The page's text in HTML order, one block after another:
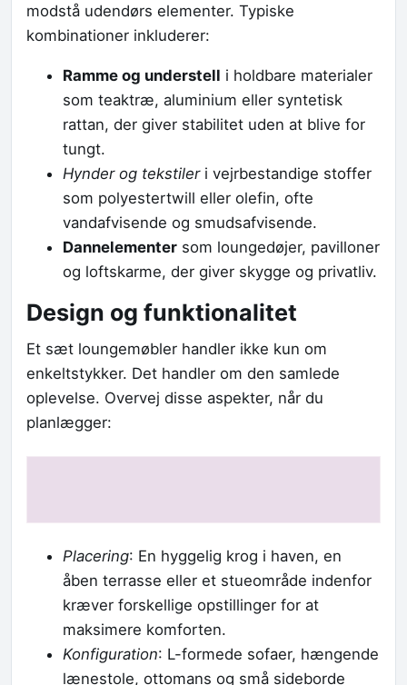
modstå udendørs elementer. Typiske
kombinationer inkluderer:
Ramme og understell i holdbare materialer
som teaktræ, aluminium eller syntetisk
rattan, der giver stabilitet uden at blive for
tungt.
Hynder og tekstileri vejrbestandige stoffer
som polyestertwill eller olefin, ofte
vandafvisende og smudsafvisende.
Dannelementer som loungedøjer, pavilloner
og loftskarme, der giver skygge og privatliv.
Design og funktionalitet
Et sæt loungemøbler handler ikke kun om
enkeltstykker. Det handler om den samlede
oplevelse. Overvej disse aspekter, når du
planlægger:
Placering: En hyggelig krog i haven, en
åben terrasse eller et stueområde indenfor
kræver forskellige opstillinger for at
maksimere komforten.
Konfiguration: L-formede sofaer, hængende
lænestole, ottomans og små sideborde